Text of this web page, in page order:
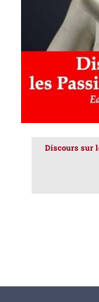
Discours sur